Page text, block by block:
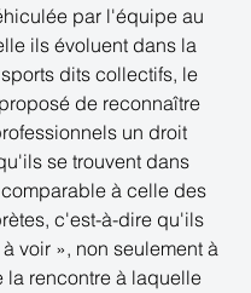
par l'équipe au
ils évoluent dans la
dits collectifs, le
de reconnaître
un droit
se trouvent dans
à celle des
c'est-à-dire qu'ils
voir », non seulement à
la rencontre à laquelle